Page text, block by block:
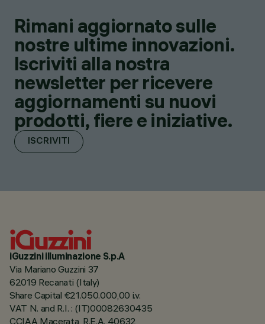
Rimani aggiornato sulle
nostre ultime innovazioni.
Iscriviti alla nostra
newsletter per ricevere
aggiornamenti su nuovi
prodotti, fiere e iniziative.
ISCRIVITI
iGuzzini illuminazione S.p.A
Via Mariano Guzzini 37
62019 Recanati (Italy)
Share Capital €21.050.000,00 i.v.
VAT N. and R.I. : (IT)00082630435
CCIAA Macerata, R.E.A. 40632